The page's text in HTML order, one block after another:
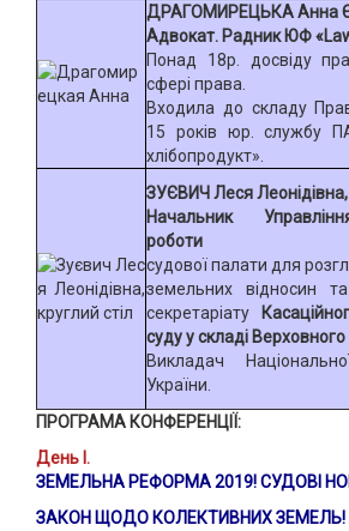
ДРАГОМИРЕЦЬКА Анна
Адвокат. Радник ЮФ
Понад 18р. досвіду
сфері права.
Входила до складу
15 років юр. службу
хлібопродукт».
ЗУЄВИЧ Леся Леонідівна,
Начальник
роботи
судової палати для
земельних відносин
секретаріату
суду у складі
Викладач
України.
П РОГРАМА КОНФЕРЕНЦІЇ:
День І.
ЗЕМЕЛЬНА РЕФОРМА2019! СУДОВІ
ЗАКОН ЩОДО КОЛЕКТИВНИХ ЗЕМЕЛЬ!